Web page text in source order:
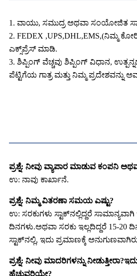
1. ವಾಯು, ಸಮುದ್ರ ಅಥವಾ ಸಂಯೋಜಿತ
2. FEDEX ,UPS,DHL,EMS,(ನಿಮ್ಮ
ಎಕ್ಸ್‌ಪ್ರೆಸ್ ಮಾಡಿ.
3. ಶಿಪ್ಪಿಂಗ್ ವೆಚ್ಚವು ಶಿಪ್ಪಿಂಗ್ ವಿಧಾನ,
ಪೆಟ್ಟಿಗೆಯ ಗಾತ್ರ ಮತ್ತು ನಿಮ್ಮ ಪ್ರದೇಶವನ್ನು
ಪ್ರಶ್ನೆ: ನೀವು ವ್ಯಾಪಾರ ಮಾಡುವ ಕಂಪನಿ
ಉ: ನಾವು ಕಾರ್ಖಾನೆ.
ಪ್ರಶ್ನೆ: ನಿಮ್ಮ ವಿತರಣಾ ಸಮಯ ಎಷ್ಟು?
ಉ: ಸರಕುಗಳು ಸ್ಟಾಕ್‌ನಲ್ಲಿದ್ದರೆ ಸಾಮಾನ್ಯವಾಗಿ
ದಿನಗಳು.ಅಥವಾ ಸರಕು ಇಲ್ಲದಿದ್ದರೆ 15-20
ಸ್ಟಾಕ್‌ನಲ್ಲಿ, ಇದು ಪ್ರಮಾಣಕ್ಕೆ
ಪ್ರಶ್ನೆ: ನೀವು ಮಾದರಿಗಳನ್ನು
ಹೆಚ್ಚುವರಿಯೇ?